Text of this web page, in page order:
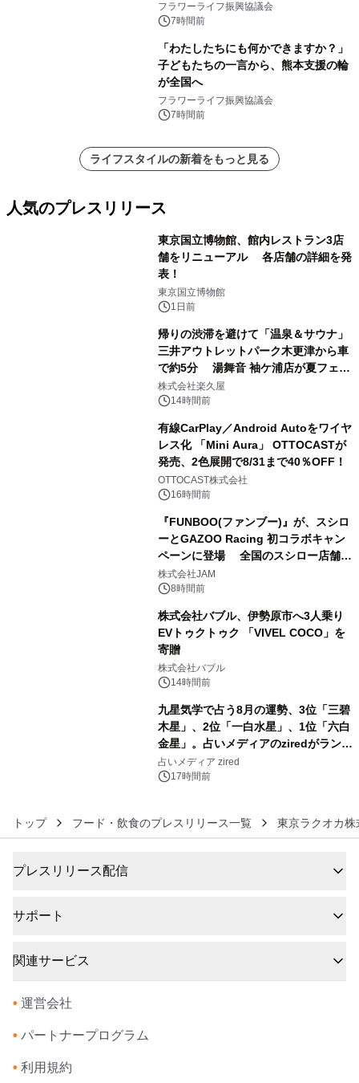
フラワーライフ振興協議会
7時間前
「わたしたちにも何かできますか？」
子どもたちの一言から、熊本支援の輪
が全国へ
フラワーライフ振興協議会
7時間前
ライフスタイルの新着をもっと見る
人気のプレスリリース
東京国立博物館、館内レストラン3店
舗をリニューアル 各店舗の詳細を発
表！
東京国立博物館
1日前
帰りの渋滞を避けて「温泉＆サウナ」
三井アウトレットパーク木更津から車
で約5分 湯舞音 袖ケ浦店が夏フェア
メニューを提供
株式会社楽久屋
14時間前
有線CarPlay／Android Autoをワイヤ
レス化 「Mini Aura」 OTTOCASTが
発売、2色展開で8/31まで40％OFF！
OTTOCAST株式会社
16時間前
『FUNBOO(ファンブー)』が、スシロ
ーとGAZOO Racing 初コラボキャン
ペーンに登場 全国のスシロー店舗で
GR 4車種の FUNBOO(ミニカー)付き
メニューが展開されます
株式会社JAM
8時間前
株式会社バブル、伊勢原市へ3人乗り
EVトゥクトゥク 「VIVEL COCO」を
寄贈
株式会社バブル
14時間前
九星気学で占う8月の運勢、3位「三碧
木星」、2位「一白水星」、1位「六白
金星」。占いメディアのziredがランキ
ングを発表
占いメディア zired
17時間前
トップ フード・飲食のプレスリリース一覧 東京ラクオカ株
プレスリリース配信
サポート
関連サービス
• 運営会社
• パートナープログラム
• 利用規約